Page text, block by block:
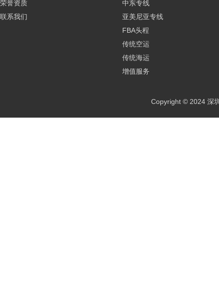
荣誉资质
联系我们
中东专线
亚美尼亚专线
FBA头程
传统空运
传统海运
增值服务
Copyright © 2024 深